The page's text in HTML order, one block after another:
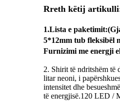
Rreth këtij
1.Lista e paketimit
5*12mm tub fleksibël
Furnizimi me energji
2. Shirit të ndritshëm të
litar neoni, i
intensitet dhe
të energjisë.120 LED /